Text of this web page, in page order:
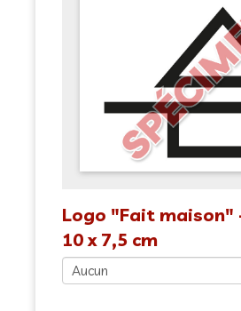
Logo "Fait maison"
10 x 7,5 cm